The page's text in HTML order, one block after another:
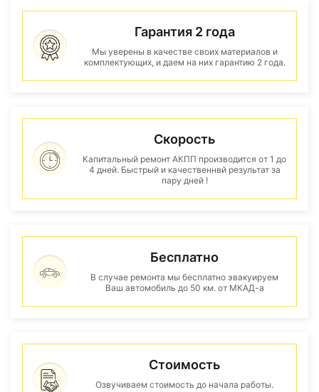
Гарантия 2 года
Мы уверены в качестве своих материалов и
комплектующих, и даем на них гарантию 2 года.
Скорость
Капитальный ремонт АКПП производится от 1 до
4 дней. Быстрый и качественнвй результат за
пару дней !
Бесплатно
В случае ремонта мы бесплатно эвакуируем
Ваш автомобиль до 50 км. от МКАД-а
Стоимость
Озвучиваем стоимость до начала работы.